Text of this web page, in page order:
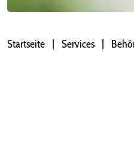
Startseite Services